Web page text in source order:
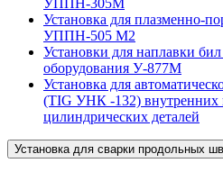
УППН-305М
Установка для плазменно-
УППН-505 М2
Установки для наплавки
оборудования У-877М
Установка для
(TIG УНК -132) внутренних
цилиндрических деталей
Установка для сварки продольных